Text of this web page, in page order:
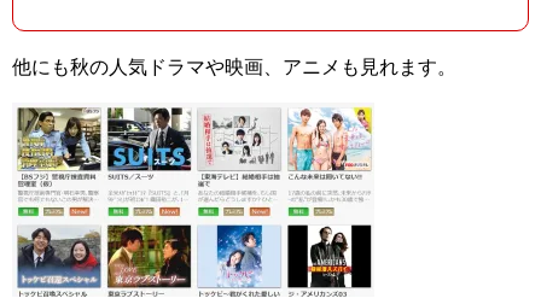
他にも秋の人気ドラマや映画、アニメも見れます。